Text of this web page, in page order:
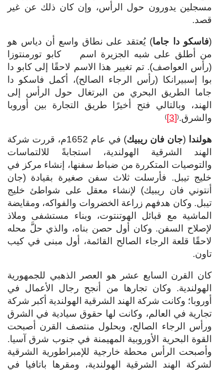
مسجلين يدورون حول الرأس، وإن كان ذلك عن غير
قصد.
(فاسكو دا جاما) يُعتقد على نطاق واسع أن دياس هو
من أطلق على شبه الجزيرة اسم كابو تورمنتوزا
(رأس العواصف). تم تغيير هذا الاسم لاحقًا إلى كابو دا
بوا إسبيرانكا (رأس الرجاء الصالح)، أكمل فاسكو دا
جاما الطريق البحري من البرتغال حول الرأس إلى
الهند، وبالتالي فتح أخيرًا طريق التجارة بين أوروبا
والشرق.(
[3]
)
هولندا(جان فان ريبيك
) في عام 1652م، قررت شركة
الهند الشرقية الهولندية، استجابةً للالتماسات
والتوصيات المتكررة من ضباط سفنها، إنشاء مركز في
خليج تيبل. فأرسلت ثلاث سفن صغيرة بقيادة (جان
أنتوني فان ريبيك) لإنشاء معقل على شواطئ خليج
تيبل. وكان هدفهم زراعة الخضروات والفواكه، ومقايضة
الماشية مع قبائل الهوتنتوت، وبناء مستشفى وملاذ
لإصلاح السفن. وكان أول حصن بناه، والذي حلَّ محله
لاحقًا قلعة الرجاء الصالح القائمة، أول مبنى في كيب
تاون.
كان القرن السابع عشر هو العصر الذهبي للجمهورية
الهولندية. وكان تجارها من أنجح رجال الأعمال في
أوروبا؛ وكانت شركة الهند الشرقية الهولندية أكبر شركة
تجارية في العالم، وكانت لها حقوق سيادية في الشرق
ورأس الرجاء الصالح، وبحلول منتصف القرن أصبحت
القوة البحرية الأوروبية المهيمنة في جنوب شرق آسيا.
وأصبحت الرأس محطة خارجية للإمبراطورية الشرقية
لشركة الهند الشرقية الهولندية، ومقرها باتافيا في